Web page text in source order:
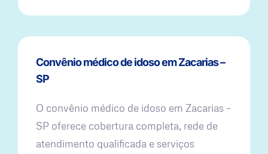
Convênio médico de idoso em Zacarias –
SP
O convênio médico de idoso em Zacarias –
SP oferece cobertura completa, rede de
atendimento qualificada e serviços